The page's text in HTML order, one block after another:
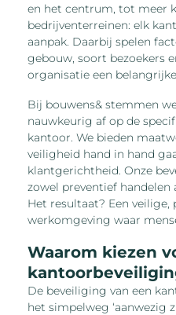
en het centrum, tot meer
bedrijventerreinen: elk
aanpak. Daarbij spelen
gebouw, soort bezoekers
organisatie een
Bij bouwens& stemmen
nauwkeurig af op de
kantoor. We bieden
veiligheid hand in hand
klantgerichtheid. Onze
zowel preventief
Het resultaat? Een veilige,
werkomgeving waar
Waarom kiezen
De beveiliging van een
het simpelweg ‘aanwezig